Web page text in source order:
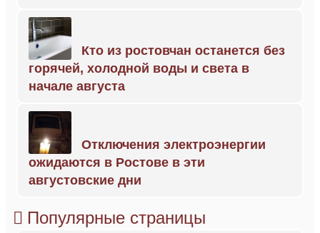
Кто из ростовчан останется без
горячей, холодной воды и света в
начале августа
Отключения электроэнергии
ожидаются в Ростове в эти
августовские дни
Популярные страницы